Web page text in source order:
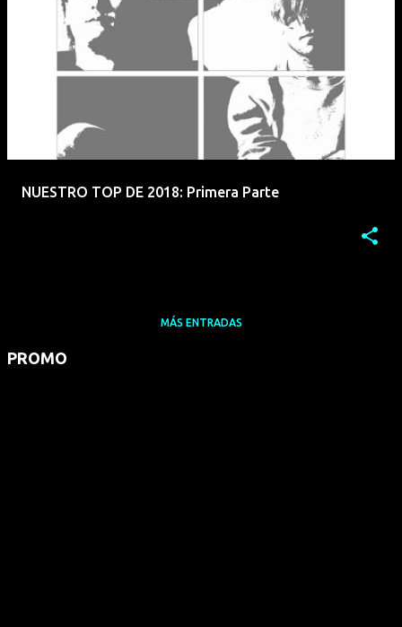
NUESTRO TOP DE 2018: Primera Parte
MÁS ENTRADAS
PROMO